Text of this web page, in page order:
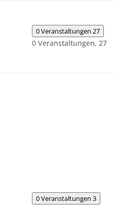
0 Veranstaltungen 27
0 Veranstaltungen, 27
0 Veranstaltungen 3